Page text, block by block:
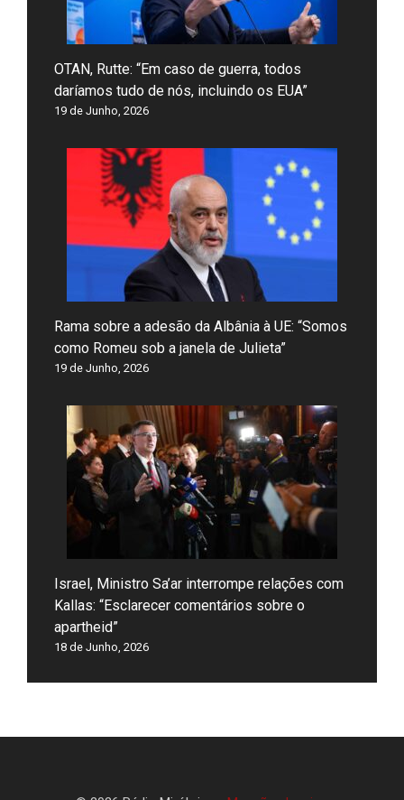
OTAN, Rutte: “Em caso de guerra, todos
daríamos tudo de nós, incluindo os EUA”
19 de Junho, 2026
Rama sobre a adesão da Albânia à UE: “Somos
como Romeu sob a janela de Julieta”
19 de Junho, 2026
Israel, Ministro Sa’ar interrompe relações com
Kallas: “Esclarecer comentários sobre o
apartheid”
18 de Junho, 2026